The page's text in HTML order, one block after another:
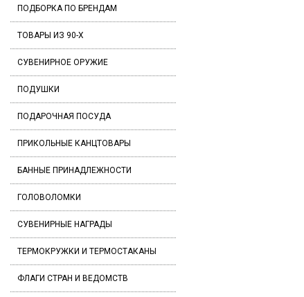
ПОДБОРКА ПО БРЕНДАМ
ТОВАРЫ ИЗ 90-Х
СУВЕНИРНОЕ ОРУЖИЕ
ПОДУШКИ
ПОДАРОЧНАЯ ПОСУДА
ПРИКОЛЬНЫЕ КАНЦТОВАРЫ
БАННЫЕ ПРИНАДЛЕЖНОСТИ
ГОЛОВОЛОМКИ
СУВЕНИРНЫЕ НАГРАДЫ
ТЕРМОКРУЖКИ И ТЕРМОСТАКАНЫ
ФЛАГИ СТРАН И ВЕДОМСТВ